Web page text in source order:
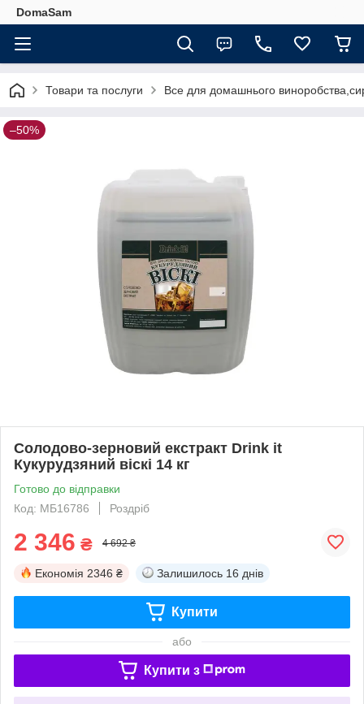
DomaSam
Товари та послуги Все для домашнього
–50%
Солодово-зерновий екстракт Drink it
Кукурудзяний віскі 14 кг
Готово до відправки
Код: МБ16786
Роздріб
2 346 ₴ 4 692 ₴
Економія 2346 ₴ Залишилось 16 днів
Купити
або
Купити з